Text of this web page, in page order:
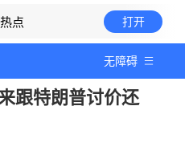
点 打开
无障碍
跟特朗普讨价还